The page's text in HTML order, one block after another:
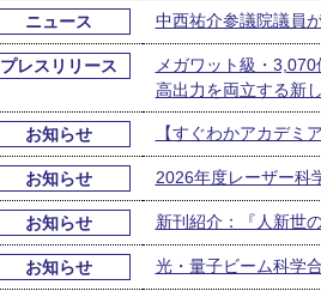
ニュース 中西祐介参議院議員
プレスリリース
メガワット級・
高出力を両立する新
お知らせ 【すぐわかアカデミ
お知らせ 2026年度レーザー科
お知らせ 新刊紹介：『人新世
お知らせ 光・量子ビーム科学